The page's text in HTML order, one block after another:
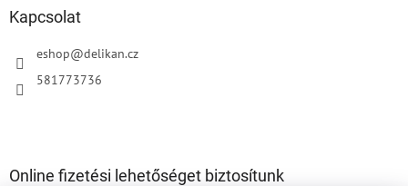
Kapcsolat
eshop@delikan.cz
581773736
Online fizetési lehetőséget biztosítunk